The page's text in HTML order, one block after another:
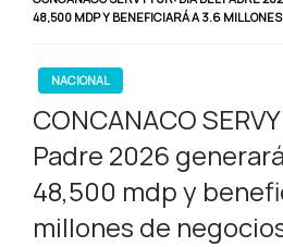
48,500 MDP Y BENEFICIARÁ A 3.6
NACIONAL
CONCANACO
Padre 2026
48,500 mdp y
millones de